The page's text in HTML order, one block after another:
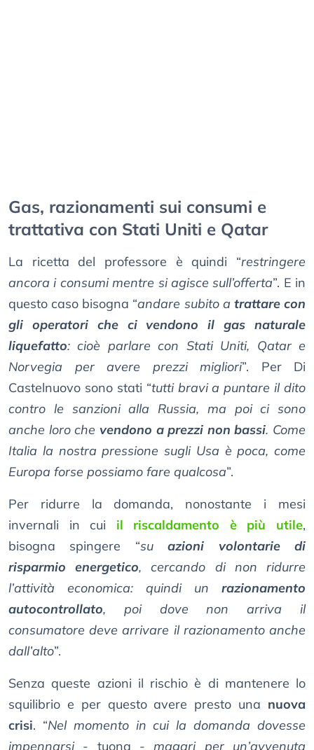
Gas, razionamenti sui consumi e
trattativa con Stati Uniti e Qatar
La ricetta del professore è quindi “restringere
ancora i consumi mentre si agisce sull’offerta”. E in
questo caso bisogna “andare subito a trattare con
gli operatori che ci vendono il gas naturale
liquefatto: cioè parlare con Stati Uniti, Qatar e
Norvegia per avere prezzi migliori”. Per Di
Castelnuovo sono stati “tutti bravi a puntare il dito
contro le sanzioni alla Russia, ma poi ci sono
anche loro che vendono a prezzi non bassi. Come
Italia la nostra pressione sugli Usa è poca, come
Europa forse possiamo fare qualcosa”.
Per ridurre la domanda, nonostante i mesi
invernali in cui il riscaldamento è più utile,
bisogna spingere “suazioni volontarie di
risparmio energetico, cercando di non ridurre
l’attività economica: quindi un razionamento
autocontrollato, poi dove non arriva il
consumatore deve arrivare il razionamento anche
dall’alto”.
Senza queste azioni il rischio è di mantenere lo
squilibrio e per questo avere presto una nuova
crisi. “Nel momento in cui la domanda dovesse
impennarsi- tuona -magari per un’avvenuta